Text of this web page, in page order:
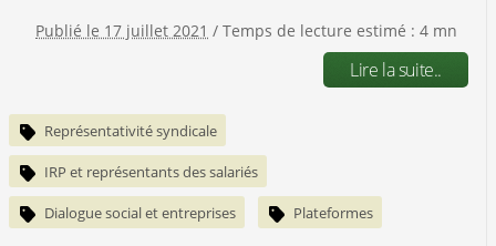
Publié le 17 juillet 2021 / Temps de lecture estimé : 4 mn
Lire la suite..
Représentativité syndicale
IRP et représentants des salariés
Dialogue social et entreprises Plateformes